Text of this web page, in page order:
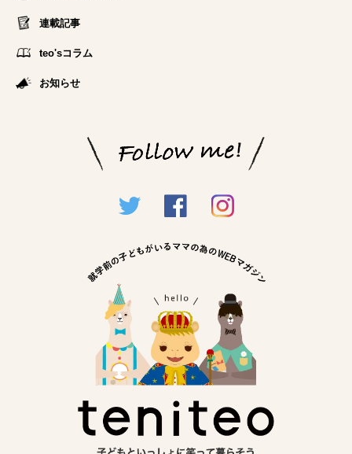
連載記事
teo'sコラム
お知らせ